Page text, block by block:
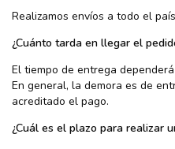
Realizamos envíos a todo el
¿Cuánto tarda en llegar el
El tiempo de entrega
En general, la demora es de
acreditado el pago.
¿Cuál es el plazo para realizar